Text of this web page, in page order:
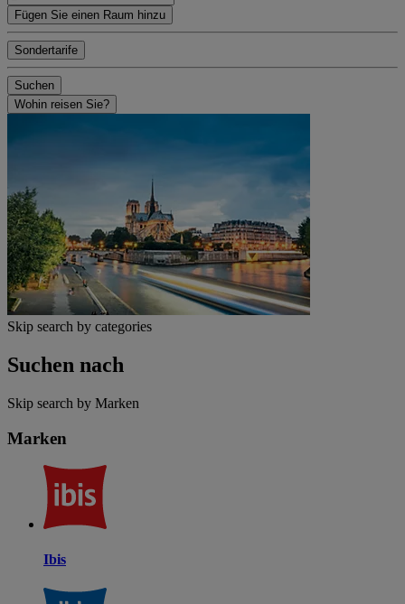
Fügen Sie einen Raum hinzu
Sondertarife
Suchen
Wohin reisen Sie?
Skip search by categories
Suchen nach
Skip search by Marken
Marken
Ibis